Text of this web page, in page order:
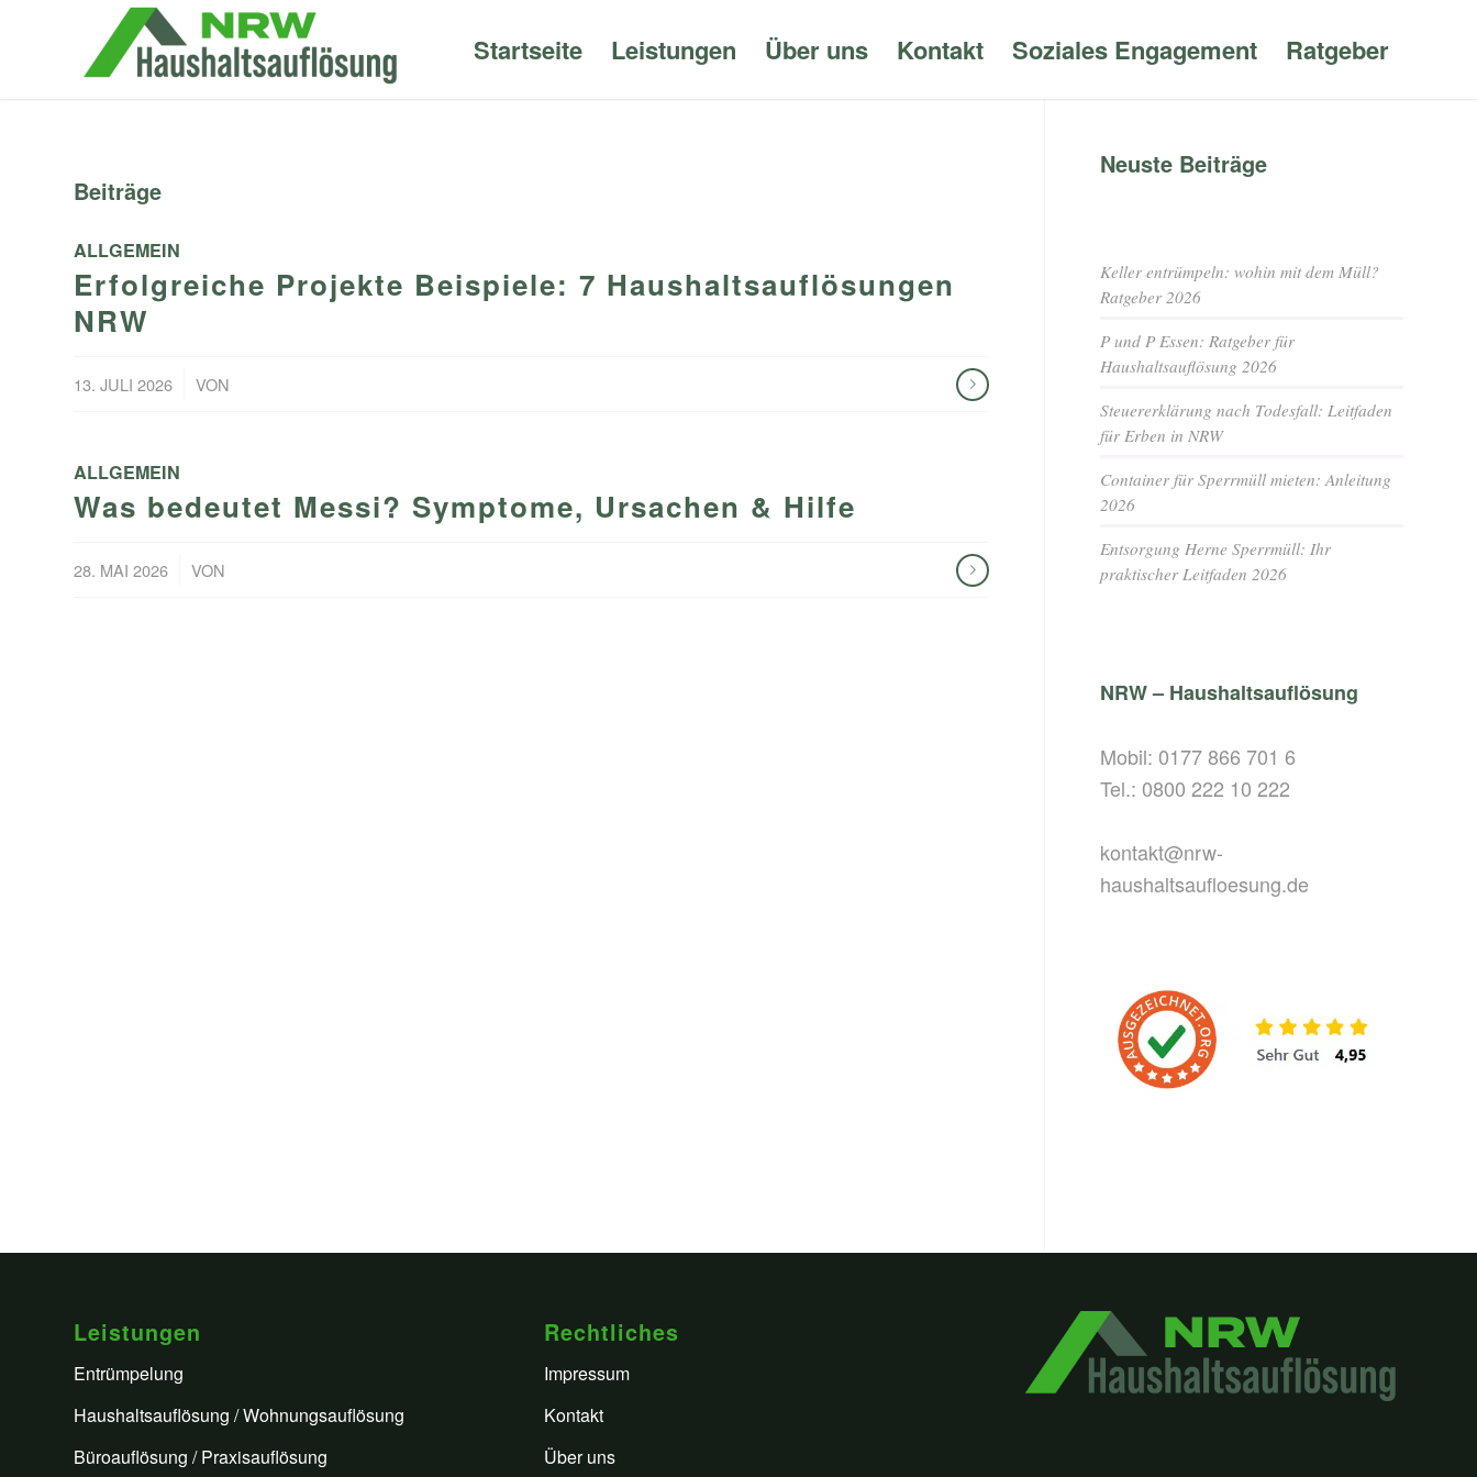
Startseite Leistungen Über uns Kontakt Soziales Engagement Ratgeber
Beiträge
ALLGEMEIN
Erfolgreiche Projekte Beispiele: 7 Haushaltsauflösungen
NRW
13. JULI 2026 VON
ALLGEMEIN
Was bedeutet Messi? Symptome, Ursachen & Hilfe
28. MAI 2026 VON
Neuste Beiträge
Keller entrümpeln: wohin mit dem Müll?
Ratgeber 2026
P und P Essen: Ratgeber für
Haushaltsauflösung 2026
Steuererklärung nach Todesfall: Leitfaden
für Erben in NRW
Container für Sperrmüll mieten: Anleitung
2026
Entsorgung Herne Sperrmüll: Ihr
praktischer Leitfaden 2026
NRW – Haushaltsauflösung
Mobil: 0177 866 701 6
Tel.: 0800 222 10 222
kontakt@nrw-
haushaltsaufloesung.de
Leistungen
Entrümpelung
Haushaltsauflösung / Wohnungsauflösung
Büroauflösung / Praxisauflösung
Rechtliches
Impressum
Kontakt
Über uns